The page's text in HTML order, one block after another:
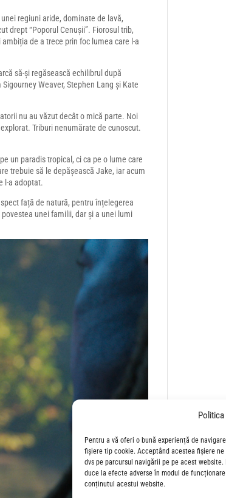
Pentru a vă oferi o bună experiență de
fișiere tip cookie. Acceptând acestea fișiere
dvs pe parcursul navigării pe pe acest
duce la efecte adverse în modul de
conținutul acestui website.
regiuni aride, dominate de lavă,
drept “Poporul Cenușii”. Fiorosul trib,
de a trece prin foc lumea care l-a
să-și regăsească echilibrul după
Weaver, Stephen Lang și Kate
nu au văzut decât o mică parte. Noi
Triburi nenumărate de cunoscut.
un paradis tropical, ci ca pe o lume care
trebuie să le depășească Jake, iar acum
l-a adoptat.
față de natură, pentru înțelegerea
unei familii, dar și a unei lumi